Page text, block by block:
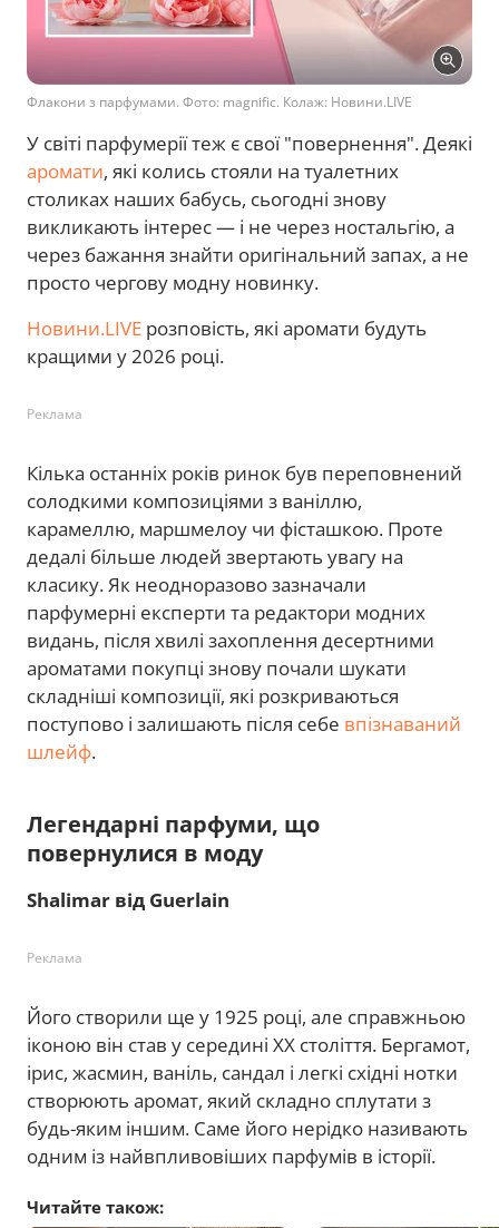
Флакони з парфумами. Фото: magnific. Колаж: Новини.LIVE
У світі парфумерії теж є свої "повернення". Деякі
аромати, які колись стояли на туалетних
столиках наших бабусь, сьогодні знову
викликають інтерес — і не через ностальгію, а
через бажання знайти оригінальний запах, а не
просто чергову модну новинку.
Новини.LIVE розповість, які аромати будуть
кращими у 2026 році.
Реклама
Кілька останніх років ринок був переповнений
солодкими композиціями з ваніллю,
карамеллю, маршмелоу чи фісташкою. Проте
дедалі більше людей звертають увагу на
класику. Як неодноразово зазначали
парфумерні експерти та редактори модних
видань, після хвилі захоплення десертними
ароматами покупці знову почали шукати
складніші композиції, які розкриваються
поступово і залишають після себе впізнаваний
шлейф.
Легендарні парфуми, що
повернулися в моду
Shalimar від Guerlain
Реклама
Його створили ще у 1925 році, але справжньою
іконою він став у середині ХХ століття. Бергамот,
ірис, жасмин, ваніль, сандал і легкі східні нотки
створюють аромат, який складно сплутати з
будь-яким іншим. Саме його нерідко називають
одним із найвпливовіших парфумів в історії.
Читайте також: